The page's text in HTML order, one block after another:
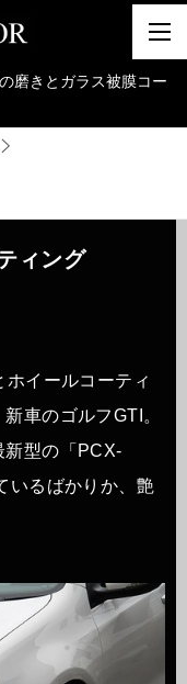
磨きとガラス被膜コー
ィング
イールコーティ
車のゴルフGTI。
新型の「PCX-
いるばかりか、艶